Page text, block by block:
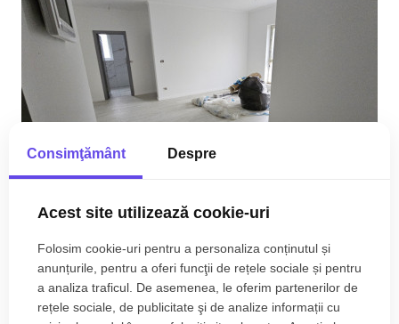
zona Gradiste
Gradiste 75.490€
Consimţământ Despre
Acest site utilizează cookie-uri
Folosim cookie-uri pentru a personaliza conținutul și
anunțurile, pentru a oferi funcţii de rețele sociale și pentru
a analiza traficul. De asemenea, le oferim partenerilor de
rețele sociale, de publicitate şi de analize informații cu